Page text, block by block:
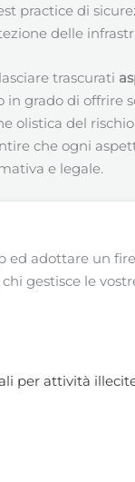
practice di
delle
trascurati
grado di
olistica del
che ogni
e legale.
adottare un
gestisce le
per attività